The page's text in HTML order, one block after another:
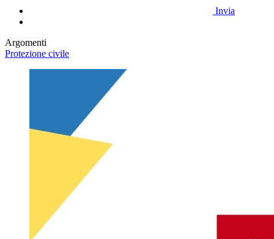
Invia
Argomenti
Protezione civile